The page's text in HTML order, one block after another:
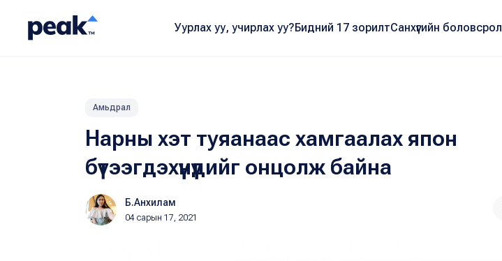
Уурлах уу, учирлах уу?Бидний 17 зорилтСанхүүгийн боловсрол
Амьдрал
Нарны хэт туяанаас хамгаалах япон
бүтээгдэхүүнүүдийг онцолж байна
Б.Анхилам
04 сарын 17, 2021